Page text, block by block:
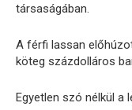
társaságában.
A férfi lassan
köteg százdolláros
Egyetlen szó nélkül a